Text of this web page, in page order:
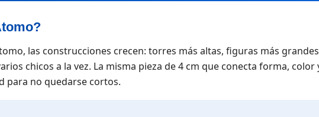
las construcciones crecen: torres más altas, figuras más
chicos a la vez. La misma pieza de 4 cm que conecta forma, color
para no quedarse cortos.